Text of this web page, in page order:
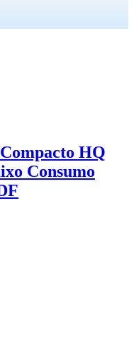
HQ
Consumo